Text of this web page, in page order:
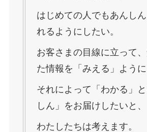
はじめての人でもあんし
れるようにしたい。
お客さまの目線に立って
た情報を「みえる」ように
それによって「わかる」
しん」をお届けしたいと、
わたしたちは考えます。